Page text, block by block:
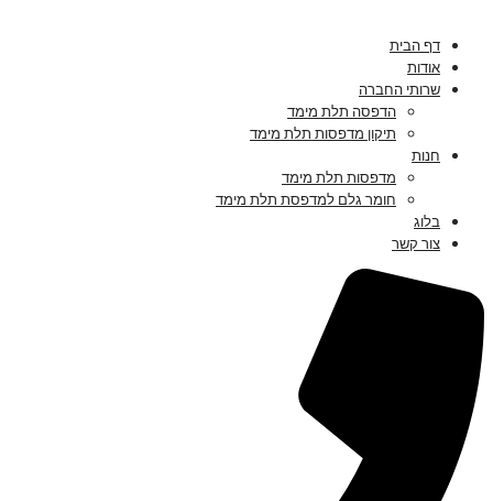
דף הבית
אודות
שרותי החברה
הדפסה תלת מימד
תיקון מדפסות תלת מימד
חנות
מדפסות תלת מימד
חומר גלם למדפסת תלת מימד
בלוג
צור קשר